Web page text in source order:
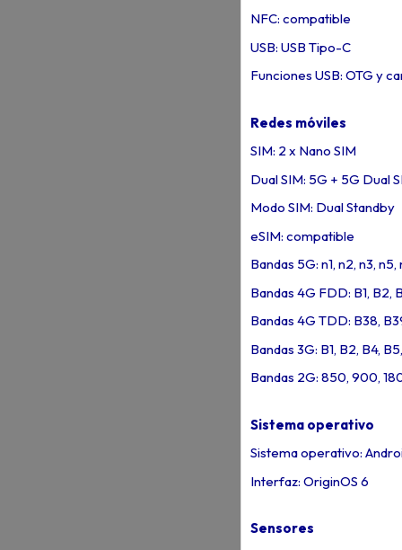
NFC: compatible
USB: USB Tipo-C
Funciones USB: OTG y
Redes móviles
SIM: 2 x Nano SIM
Dual SIM: 5G + 5G Dual
Modo SIM: Dual Standby
eSIM: compatible
Bandas 5G: n1, n2, n3,
Bandas 4G FDD: B1, B2,
Bandas 4G TDD: B38,
Bandas 3G: B1, B2, B4,
Bandas 2G: 850, 900,
Sistema operativo
Sistema operativo:
Interfaz: OriginOS 6
Sensores